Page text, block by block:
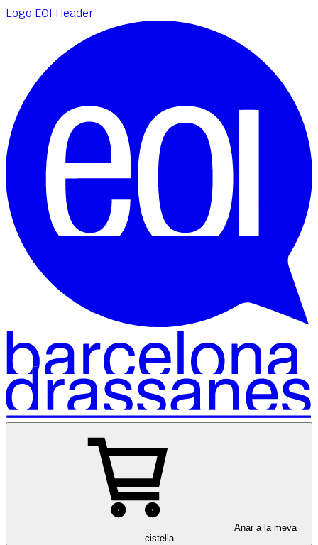
Logo EOI Header
Anar a la meva
cistella